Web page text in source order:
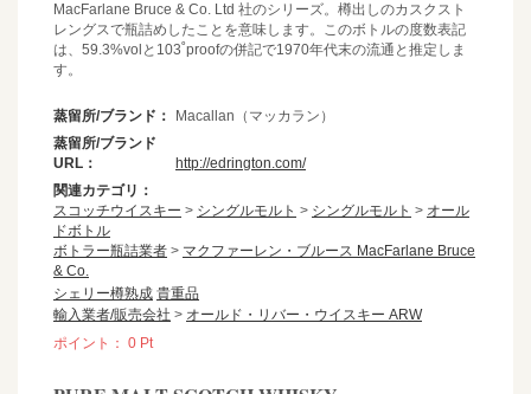
MacFarlane Bruce & Co. Ltd 社のシリーズ。樽出しのカスクスト
レングスで瓶詰めしたことを意味します。このボトルの度数表記
は、59.3%volと103˚proofの併記で1970年代末の流通と推定しま
す。
蒸留所/ブランド：
Macallan（マッカラン）
蒸留所/ブランド
URL：
http://edrington.com/
関連カテゴリ：
スコッチウイスキー > シングルモルト > シングルモルト > オール
ドボトル
ボトラー瓶詰業者 > マクファーレン・ブルース MacFarlane Bruce
& Co.
シェリー樽熟成 貴重品
輸入業者/販売会社 > オールド・リバー・ウイスキー ARW
ポイント： 0 Pt